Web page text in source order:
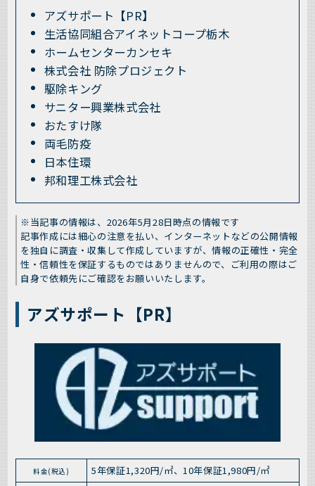
アズサポート【PR】
生活協同組合アイネットコープ栃木
ホームセンターカンセキ
株式会社 防除プロジェクト
駆除キング
サニター興業株式会社
おたすけ隊
両毛防疫
日本住環
邦和理工株式会社
※当記事の情報は、2026年5月28日時点の情報です
記事作成には細心の注意を払い、インターネットなどの公開情報
を独自に調査・収集して作成していますが、情報の正確性・完全
性・信頼性を保証するものではありませんので、ご利用の際はご
自身で依頼先にご確認をお願いいたします。
アズサポート【PR】
料金(税込) 5年保証1,320円/㎡、10年保証1,980円/㎡